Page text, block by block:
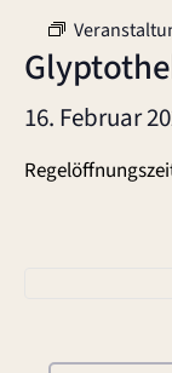
16. Februar